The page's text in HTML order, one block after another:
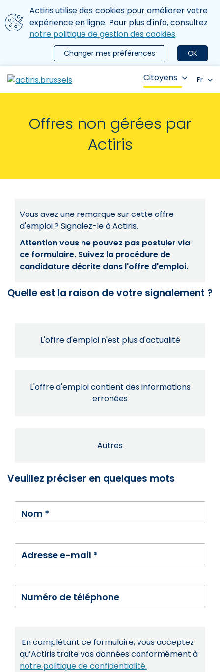
Aller au contenu principal
Nous utilisons des cookies
Actiris utilise des cookies pour améliorer votre
expérience en ligne. Pour plus d'info, consultez
notre politique de gestion des cookies.
OK
Changer mes préférences
le menu
Citoyens Fr
Offres non gérées par
Actiris
Vous avez une remarque sur cette offre
d'emploi ? Signalez-le à Actiris.
Attention vous ne pouvez pas postuler via
ce formulaire. Suivez la procédure de
candidature décrite dans l'offre d'emploi.
Quelle est la raison de votre signalement ?
L'offre d'emploi n'est plus d'actualité
L'offre d'emploi contient des informations
erronées
Autres
Veuillez préciser en quelques mots
Nom *
Adresse e-mail *
Numéro de téléphone
En complétant ce formulaire, vous acceptez
qu’Actiris traite vos données conformément à
notre politique de confidentialité.